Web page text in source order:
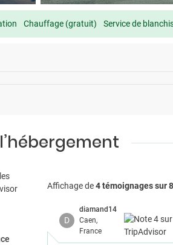
Chauffage (gratuit) Service de
Affichage de4 témoignages sur
D
diamand14
Caen,
France